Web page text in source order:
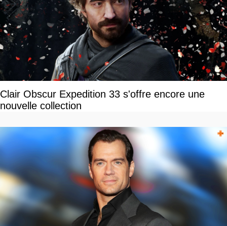
Clair Obscur Expedition 33 s'offre encore une
nouvelle collection